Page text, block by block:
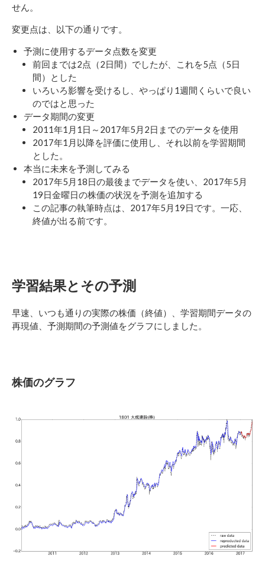
せん。
変更点は、以下の通りです。
予測に使用するデータ点数を変更
前回までは2点（2日間）でしたが、これを5点（5日
間）とした
いろいろ影響を受けるし、やっぱり1週間くらいで良い
のではと思った
データ期間の変更
2011年1月1日～2017年5月2日までのデータを使用
2017年1月以降を評価に使用し、それ以前を学習期間
とした。
本当に未来を予測してみる
2017年5月18日の最後までデータを使い、2017年5月
19日金曜日の株価の状況を予測を追加する
この記事の執筆時点は、2017年5月19日です。一応、
終値が出る前です。
学習結果とその予測
早速、いつも通りの実際の株価（終値）、学習期間データの
再現値、予測期間の予測値をグラフにしました。
株価のグラフ